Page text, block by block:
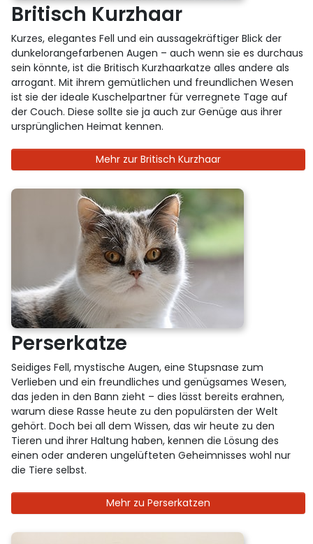
Britisch Kurzhaar
Kurzes, elegantes Fell und ein aussagekräftiger Blick der
dunkelorangefarbenen Augen – auch wenn sie es durchaus
sein könnte, ist die Britisch Kurzhaarkatze alles andere als
arrogant. Mit ihrem gemütlichen und freundlichen Wesen
ist sie der ideale Kuschelpartner für verregnete Tage auf
der Couch. Diese sollte sie ja auch zur Genüge aus ihrer
ursprünglichen Heimat kennen.
Mehr zur Britisch Kurzhaar
Perserkatze
Seidiges Fell, mystische Augen, eine Stupsnase zum
Verlieben und ein freundliches und genügsames Wesen,
das jeden in den Bann zieht – dies lässt bereits erahnen,
warum diese Rasse heute zu den populärsten der Welt
gehört. Doch bei all dem Wissen, das wir heute zu den
Tieren und ihrer Haltung haben, kennen die Lösung des
einen oder anderen ungelüfteten Geheimnisses wohl nur
die Tiere selbst.
Mehr zu Perserkatzen